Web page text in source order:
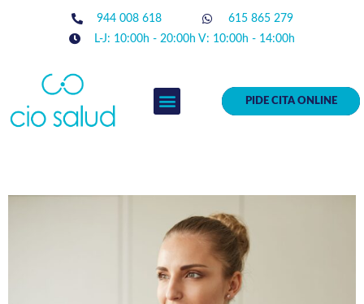
944 008 618
615 865 279
L-J: 10:00h - 20:00h V: 10:00h - 14:00h
PIDE CITA ONLINE